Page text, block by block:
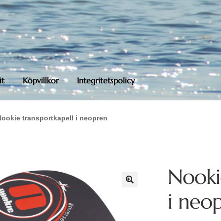
Köpvillkor Integritetspolicy
transportkapell i neopren
i